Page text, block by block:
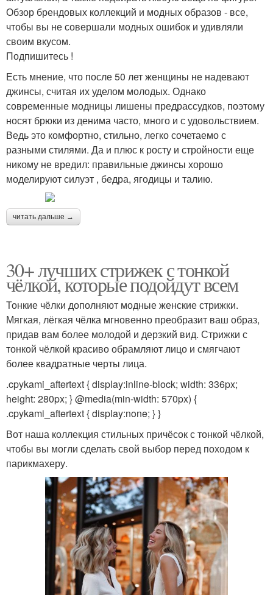
Обзор брендовых коллекций и модных образов - все,
чтобы вы не совершали модных ошибок и удивляли
своим вкусом.
Подпишитесь !
Есть мнение, что после 50 лет женщины не надевают
джинсы, считая их уделом молодых. Однако
современные модницы лишены предрассудков, поэтому
носят брюки из денима часто, много и с удовольствием.
Ведь это комфортно, стильно, легко сочетаемо с
разными стилями. Да и плюс к росту и стройности еще
никому не вредил: правильные джинсы хорошо
моделируют силуэт , бедра, ягодицы и талию.
читать дальше →
30+ лучших стрижек с тонкой
чёлкой, которые подойдут всем
Тонкие чёлки дополняют модные женские стрижки.
Мягкая, лёгкая чёлка мгновенно преобразит ваш образ,
придав вам более молодой и дерзкий вид. Стрижки с
тонкой чёлкой красиво обрамляют лицо и смягчают
более квадратные черты лица.
.cpykami_aftertext { display:inline-block; width: 336px;
height: 280px; } @media(min-width: 570px) {
.cpykami_aftertext { display:none; } }
Вот наша коллекция стильных причёсок с тонкой чёлкой,
чтобы вы могли сделать свой выбор перед походом к
парикмахеру.